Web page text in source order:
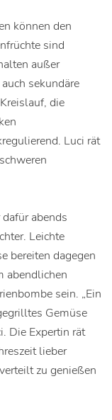
können den
sind
außer
sekundäre
die
Luci rät
abends
Leichte
bereiten dagegen
abendlichen
sein. „Ein
Gemüse
Die Expertin rät
lieber
zu genießen